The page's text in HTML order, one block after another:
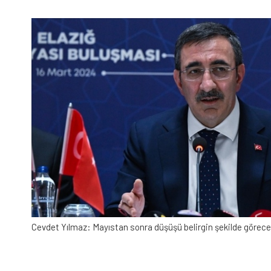
Cevdet Yılmaz: Mayıstan sonra düşüşü belirgin şekilde